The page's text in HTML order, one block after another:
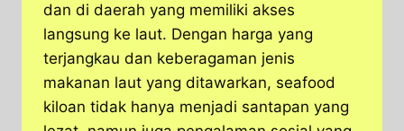
dan di daerah yang memiliki akses
langsung ke laut. Dengan harga yang
terjangkau dan keberagaman jenis
makanan laut yang ditawarkan, seafood
kiloan tidak hanya menjadi santapan yang